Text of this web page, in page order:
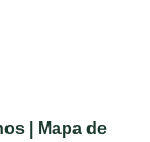
| Mapa de